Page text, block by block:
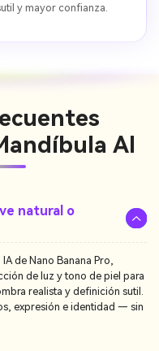
y mayor confianza.
AI
natural o
de Nano Banana Pro,
de luz y tono de piel para
realista y definición sutil.
expresión e identidad — sin